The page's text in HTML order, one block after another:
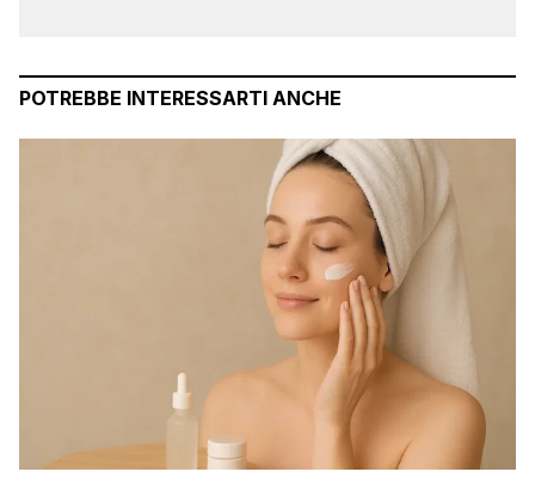
POTREBBE INTERESSARTI ANCHE